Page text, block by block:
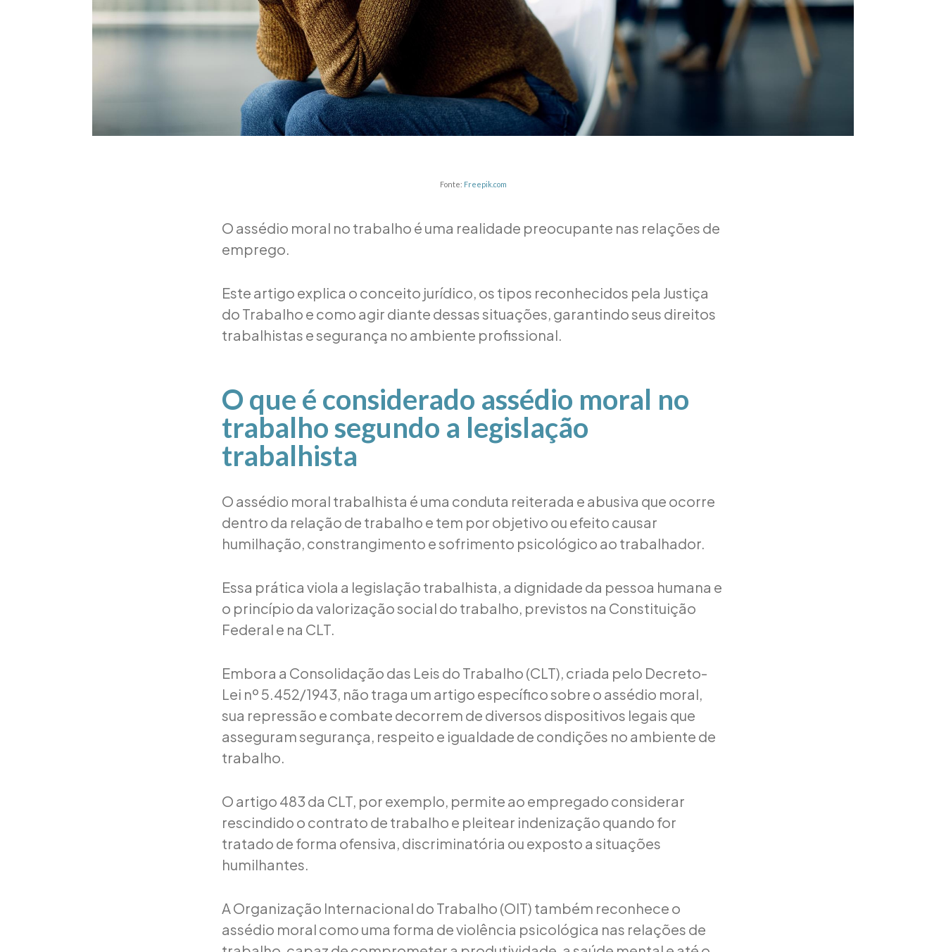
Fonte: Freepik.com
O assédio moral no trabalho é uma realidade preocupante nas relações de
emprego.
Este artigo explica o conceito jurídico, os tipos reconhecidos pela Justiça
do Trabalho e como agir diante dessas situações, garantindo seus direitos
trabalhistas e segurança no ambiente profissional.
O que é considerado assédio moral no
trabalho segundo a legislação
trabalhista
O assédio moral trabalhista é uma conduta reiterada e abusiva que ocorre
dentro da relação de trabalho e tem por objetivo ou efeito causar
humilhação, constrangimento e sofrimento psicológico ao trabalhador.
Essa prática viola a legislação trabalhista, a dignidade da pessoa humana e
o princípio da valorização social do trabalho, previstos na Constituição
Federal e na CLT.
Embora a Consolidação das Leis do Trabalho (CLT), criada pelo Decreto-
Lei nº 5.452/1943, não traga um artigo específico sobre o assédio moral,
sua repressão e combate decorrem de diversos dispositivos legais que
asseguram segurança, respeito e igualdade de condições no ambiente de
trabalho.
O artigo 483 da CLT, por exemplo, permite ao empregado considerar
rescindido o contrato de trabalho e pleitear indenização quando for
tratado de forma ofensiva, discriminatória ou exposto a situações
humilhantes.
A Organização Internacional do Trabalho (OIT) também reconhece o
assédio moral como uma forma de violência psicológica nas relações de